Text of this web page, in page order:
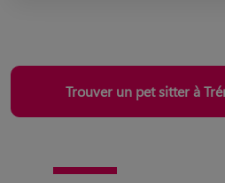
Trouver un pet sitter à